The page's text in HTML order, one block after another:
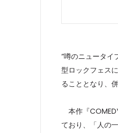
“噂のニュータイ
型ロックフェス
ることとなり、
本作『
ており、「人の